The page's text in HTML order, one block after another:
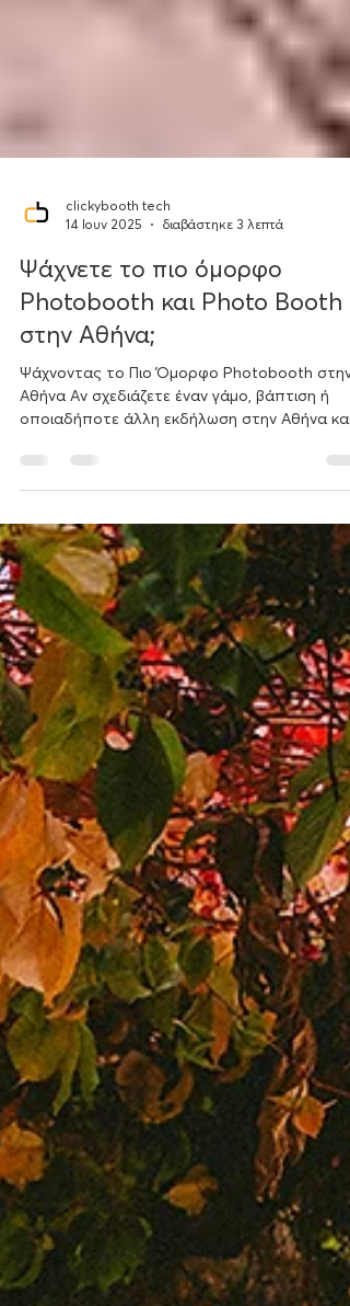
clickybooth tech
Ψάχνετε το πιο όμορφο
Photobooth και Photo Booth
στην Αθήνα;
Ψάχνοντας το Πιο Όμορφο Photobooth στην
Αθήνα Αν σχεδιάζετε έναν γάμο, βάπτιση ή
θέλετε να προσθέσετε μια ξεχωριστή πινελιά,
το photobooth μπορεί να είναι η ιδανική
επιλογή. Αναζητώντας τις πιο όμορφες και
στιλάτες επιλογές, βρήκαμε δύο εξαιρετικές
προτάσεις που ξεχωρίζουν για την αισθητική
και την ποιότητά τους.